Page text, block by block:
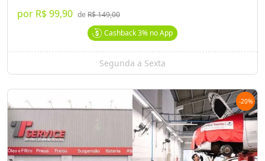
por R$ 99,90 de R$ 149,00
Cashback3% no App
Segunda a Sexta
-20%